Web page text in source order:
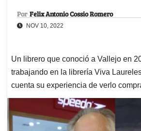
Por Felix Antonio Cossio Romero
NOV 10, 2022
Un librero que conoció a Vallejo en
trabajando en la librería Viva
cuenta su experiencia de verlo